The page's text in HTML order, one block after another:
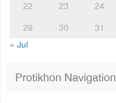
22
23 24
29
30
31
« Jul
Protikhon Navigation